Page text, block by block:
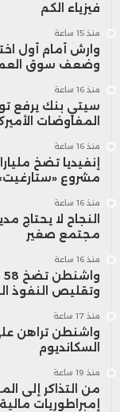
فيزياء الكم
منذ 15 ساعة
وارش أمام أول
وضعف سوق
منذ 16 ساعة
سيتي بنك يرفع
المفاوضات
منذ 16 ساعة
إنفيديا تضخ
مشروع
منذ 16 ساعة
مجتمع صغير
منذ 16 ساعة
وتقليص النفوذ
منذ 17 ساعة
واشنطن تراهن
السكانديوم
منذ 19 ساعة
من التذاكر إلى
إمبراطوريات